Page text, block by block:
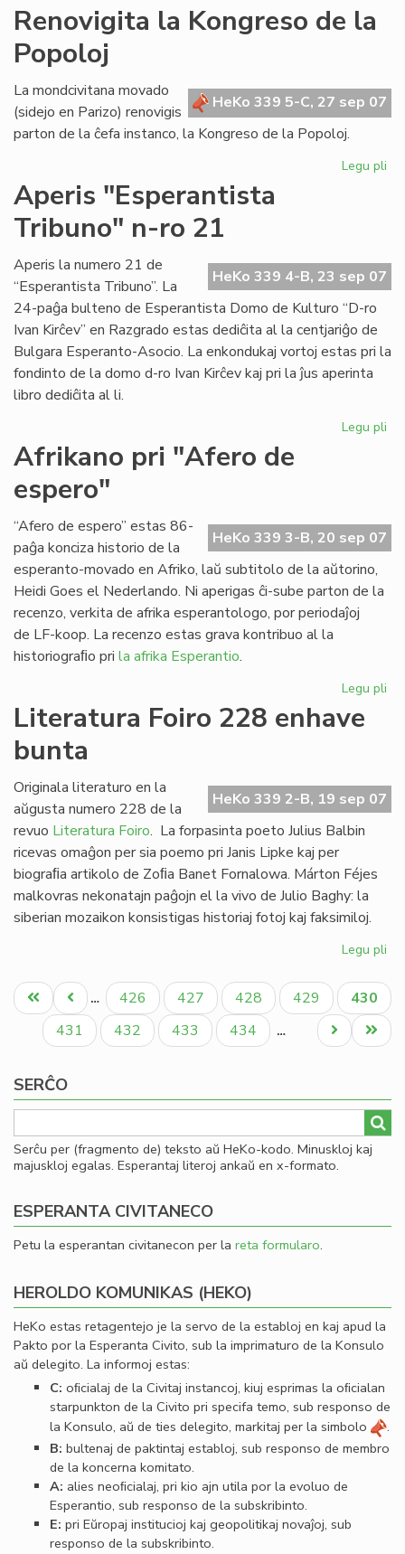
Renovigita la Kongreso de la
Popoloj
HeKo 339 5-C, 27 sep 07
La mondcivitana movado
(sidejo en Parizo) renovigis
parton de la ĉefa instanco, la Kongreso de la Popoloj.
Legu pli
la
Aperis "Esperantista
Tribuno" n-ro 21
HeKo 339 4-B, 23 sep 07
Aperis la numero 21 de
“Esperantista Tribuno”. La
24-paĝa bulteno de Esperantista Domo de Kulturo “D-ro
Ivan Kirĉev” en Razgrado estas dediĉita al la centjariĝo de
Bulgara Esperanto-Asocio. La enkondukaj vortoj estas pri la
fondinto de la domo d-ro Ivan Kirĉev kaj pri la ĵus aperinta
libro dediĉita al li.
Legu pli
ro
Afrikano pri "Afero de
espero"
HeKo 339 3-B, 20 sep 07
“Afero de espero” estas 86-
paĝa konciza historio de la
esperanto-movado en Afriko, laŭ subtitolo de la aŭtorino,
Heidi Goes el Nederlando. Ni aperigas ĉi-sube parton de la
recenzo, verkita de afrika esperantologo, por periodaĵoj
de LF-koop. La recenzo estas grava kontribuo al la
historiograﬁo pri la afrika Esperantio.
Legu pli
Literatura Foiro 228 enhave
bunta
HeKo 339 2-B, 19 sep 07
Originala literaturo en la
aŭgusta numero 228 de la
revuo Literatura Foiro. La forpasinta poeto Julius Balbin
ricevas omaĝon per sia poemo pri Janis Lipke kaj per
biograﬁa artikolo de Zoﬁa Banet Fornalowa. Márton Féjes
malkovras nekonatajn paĝojn el la vivo de Julio Baghy: la
siberian mozaikon konsistigas historiaj fotoj kaj faksimiloj.
Legu pli
Pagination
Unua
paĝo
Antaŭa
paĝo
… Paĝo
426 Paĝo
427 Paĝo
428 Paĝo
429
Aktuala
paĝo
430
Paĝo
431 Paĝo
432 Paĝo
433 Paĝo
434 …
Last
page
Next
page
SERĈO
Serĉu per (fragmento de) teksto aŭ HeKo-kodo. Minuskloj kaj
majuskloj egalas. Esperantaj literoj ankaŭ en x-formato.
ESPERANTA CIVITANECO
Petu la esperantan civitanecon per la reta formularo.
HEROLDO KOMUNIKAS (HEKO)
HeKo estas retagentejo je la servo de la establoj en kaj apud la
Pakto por la Esperanta Civito, sub la imprimaturo de la Konsulo
aŭ delegito. La informoj estas:
C: oﬁcialaj de la Civitaj instancoj, kiuj esprimas la oﬁcialan
starpunkton de la Civito pri specifa temo, sub responso de
la Konsulo, aŭ de ties delegito, markitaj per la simbolo
.
B: bultenaj de paktintaj establoj, sub responso de membro
de la koncerna komitato.
A: alies neoﬁcialaj, pri kio ajn utila por la evoluo de
Esperantio, sub responso de la subskribinto.
E: pri Eŭropaj institucioj kaj geopolitikaj novaĵoj, sub
responso de la subskribinto.